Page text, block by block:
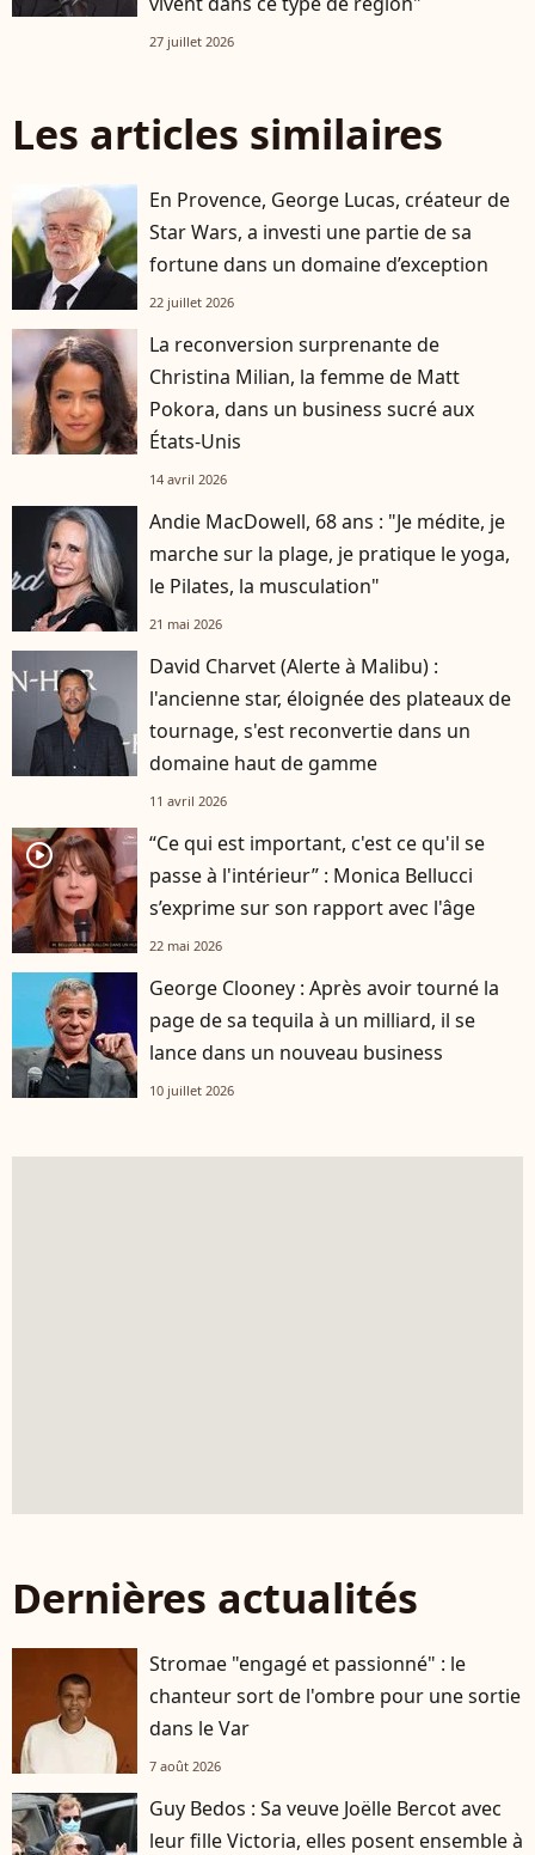
27 juillet 2026
Les articles similaires
En Provence, George Lucas, créateur de
Star Wars, a investi une partie de sa
fortune dans un domaine d’exception
22 juillet 2026
La reconversion surprenante de
Christina Milian, la femme de Matt
Pokora, dans un business sucré aux
États-Unis
14 avril 2026
Andie MacDowell, 68 ans : "Je médite, je
marche sur la plage, je pratique le yoga,
le Pilates, la musculation"
21 mai 2026
David Charvet (Alerte à Malibu) :
l'ancienne star, éloignée des plateaux de
tournage, s'est reconvertie dans un
domaine haut de gamme
11 avril 2026
player2
“Ce qui est important, c'est ce qu'il se
passe à l'intérieur” : Monica Bellucci
s’exprime sur son rapport avec l'âge
22 mai 2026
George Clooney : Après avoir tourné la
page de sa tequila à un milliard, il se
lance dans un nouveau business
10 juillet 2026
Dernières actualités
Stromae "engagé et passionné" : le
chanteur sort de l'ombre pour une sortie
dans le Var
7 août 2026
Guy Bedos : Sa veuve Joëlle Bercot avec
leur fille Victoria, elles posent ensemble à